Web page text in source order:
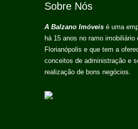
Sobre Nós
A Balzano Imóveis é uma
há 15 anos no ramo imobiliário
Florianópolis e que tem a
conceitos de administração e
realização de bons negócios.